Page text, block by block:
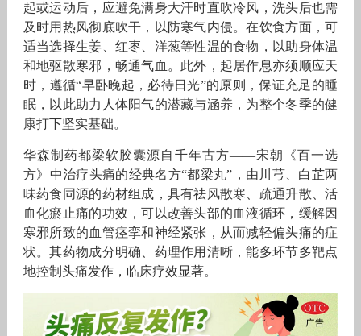
起或运动后，应避免满身大汗时直吹冷风，洗头后也需
及时用热风彻底吹干，以防寒气内侵。在饮食方面，可
适当选择生姜、红枣、洋葱等性温的食物，以助身体温
和地驱散寒邪，畅通气血。此外，起居作息亦须顺应天
时，遵循“早卧晚起，必待日光”的原则，保证充足的睡
眠，以此助力人体阳气的潜藏与涵养，为整个冬季的健
康打下坚实基础。
华森制药都梁软胶囊源自千年古方——宋朝《百一选
方》中治疗头痛的经典名方“都梁丸”，由川芎、白芷两
味药食同源的药材组成，具有祛风散寒、疏通升散、活
血化瘀止痛的功效，可以改善头部的血液循环，缓解因
寒邪所致的血管痉挛和神经紧张，从而减轻偏头痛的症
状。其药物成分明确、药理作用清晰，能多环节多靶点
地控制头痛发作，临床疗效显著。